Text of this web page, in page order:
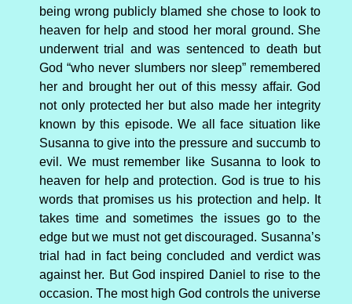
being wrong publicly blamed she chose to look to
heaven for help and stood her moral ground. She
underwent trial and was sentenced to death but
God “who never slumbers nor sleep” remembered
her and brought her out of this messy affair. God
not only protected her but also made her integrity
known by this episode. We all face situation like
Susanna to give into the pressure and succumb to
evil. We must remember like Susanna to look to
heaven for help and protection. God is true to his
words that promises us his protection and help. It
takes time and sometimes the issues go to the
edge but we must not get discouraged. Susanna’s
trial had in fact being concluded and verdict was
against her. But God inspired Daniel to rise to the
occasion. The most high God controls the universe